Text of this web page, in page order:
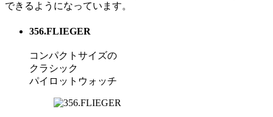
できるようになっています。
356.FLIEGER
コンパクトサイズの
クラシック
パイロットウォッチ